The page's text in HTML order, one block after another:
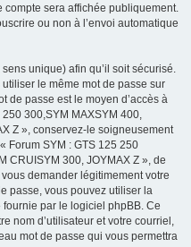
sera affichée publiquement.
ou non à l’envoi automatique
unique) afin qu’il soit sécurisé.
le même mot de passe sur
de passe est le moyen d’accès à
300,SYM MAXSYM 400,
Z », conservez-le soigneusement
Forum SYM : GTS 125 250
CRUISYM 300, JOYMAX Z », de
demander légitimement votre
passe, vous pouvez utiliser la
par le logiciel phpBB. Ce
nom d’utilisateur et votre courriel,
mot de passe qui vous permettra